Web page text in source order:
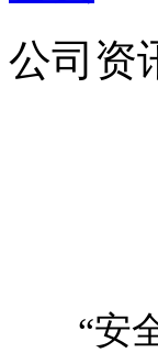
公司资
“安全